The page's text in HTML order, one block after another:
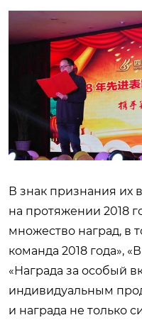
В знак признания их
на протяжении 2018
множество наград, в
команда 2018 года»,
«Награда за особый
индивидуальным
и награда не только